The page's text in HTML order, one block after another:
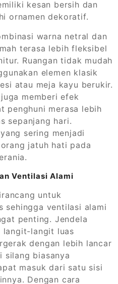
kesan bersih dan
ornamen dekoratif.
warna netral dan
terasa lebih fleksibel
Ruangan tidak mudah
elemen klasik
atau meja kayu berukir.
memberi efek
penghuni merasa lebih
sepanjang hari.
sering menjadi
jatuh hati pada
Ventilasi Alami
untuk
sehingga ventilasi alami
penting. Jendela
langit-langit luas
dengan lebih lancar
silang biasanya
masuk dari satu sisi
Dengan cara